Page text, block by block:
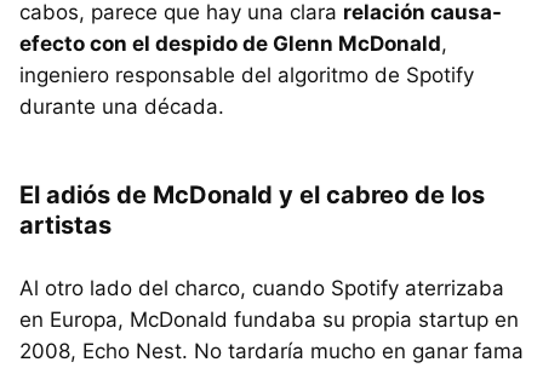
cabos, parece que hay una clara relación causa-
efecto con el despido de Glenn McDonald,
ingeniero responsable del algoritmo de Spotify
durante una década.
El adiós de McDonald y el cabreo de los
artistas
Al otro lado del charco, cuando Spotify aterrizaba
en Europa, McDonald fundaba su propia startup en
2008, Echo Nest. No tardaría mucho en ganar fama